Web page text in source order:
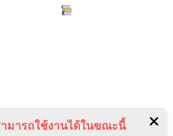
มารถใช้งานได้ในขณะนี้